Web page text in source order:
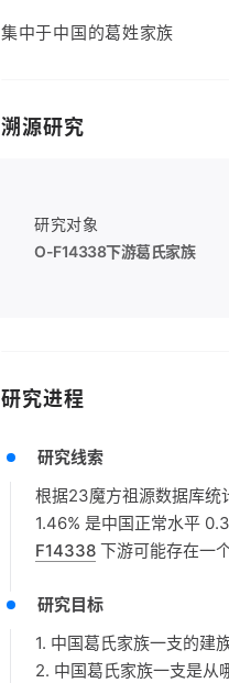
集中于中国的葛姓家族
溯源研究
研究对象
O-F14338下游葛氏家族
研究进程
研究线索
根据23魔方祖源数据库统
1.46% 是中国正常水平
F14338 下游可能存在一
研究目标
1. 中国葛氏家族一支的建
2. 中国葛氏家族一支是从